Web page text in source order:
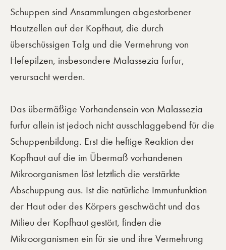
Schuppen sind Ansammlungen abgestorbener
Hautzellen auf der Kopfhaut, die durch
überschüssigen Talg und die Vermehrung von
Hefepilzen, insbesondere Malassezia furfur,
verursacht werden.
Das übermäßige Vorhandensein von Malassezia
furfur allein ist jedoch nicht ausschlaggebend für die
Schuppenbildung. Erst die heftige Reaktion der
Kopfhaut auf die im Übermaß vorhandenen
Mikroorganismen löst letztlich die verstärkte
Abschuppung aus. Ist die natürliche Immunfunktion
der Haut oder des Körpers geschwächt und das
Milieu der Kopfhaut gestört, finden die
Mikroorganismen ein für sie und ihre Vermehrung